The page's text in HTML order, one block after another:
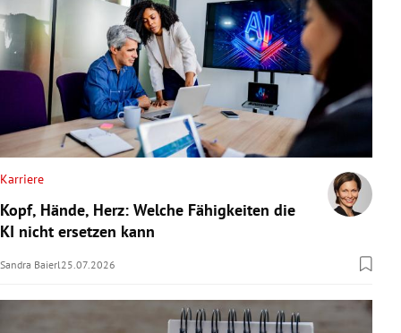
Karriere
Kopf, Hände, Herz: Welche Fähigkeiten die
KI nicht ersetzen kann
Sandra Baierl 25.07.2026